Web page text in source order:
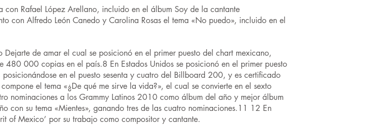
Rafael López Arellano, incluido en el álbum Soy de la cantante
con Alfredo León Canedo y Carolina Rosas el tema «No puedo», incluido en el
de amar el cual se posicionó en el primer puesto del chart mexicano,
000 copias en el país.8 En Estados Unidos se posicionó en el primer puesto
en el puesto sesenta y cuatro del Billboard 200, y es certificado
el tema «¿De qué me sirve la vida?», el cual se convierte en el sexto
nominaciones a los Grammy Latinos 2010 como álbum del año y mejor álbum
su tema «Mientes», ganando tres de las cuatro nominaciones.11 12 En
of Mexico’ por su trabajo como compositor y cantante.